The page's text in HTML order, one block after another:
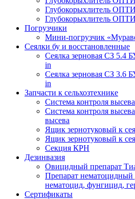
Глубокорыхлитель
Глубокорыхлитель
Погрузчики
Мини-погрузчик
Сеялки бу и восстановленные
Сеялка зерновая СЗ 5.4
in
Сеялка зерновая СЗ 3.6
in
Запчасти к сельхозтехнике
Система контроля
Система контроля
высева
Ящик зернотуковый к
Ящик зернотуковый к
Секция КРН
Дезинвазия
Овицидный препарат
Препарат нематоцидный
нематоцид, фунгицид,
Сертификаты